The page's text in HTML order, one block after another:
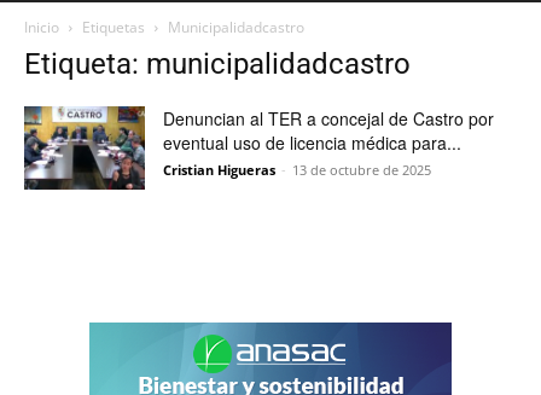
Inicio Etiquetas Municipalidadcastro
Etiqueta: municipalidadcastro
Denuncian al TER a concejal de Castro por
eventual uso de licencia médica para...
Cristian Higueras - 13 de octubre de 2025